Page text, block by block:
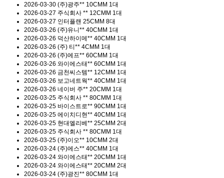
2026-03-30 (주)광주** 10CMM 1대
2026-03-27 주식회사 ** 12CMM 1대
2026-03-27 인터플랜 25CMM 8대
2026-03-26 (주)유니** 40CMM 1대
2026-03-26 덕산하이메** 40CMM 1대
2026-03-26 (주) 티** 4CMM 1대
2026-03-26 (주)에프** 60CMM 1대
2026-03-26 와이에스태** 60CMM 1대
2026-03-26 금천씨스템** 12CMM 1대
2026-03-26 보고네트웍** 40CMM 1대
2026-03-26 네이버 주** 20CMM 1대
2026-03-25 주식회사 ** 80CMM 1대
2026-03-25 바이스트로** 90CMM 1대
2026-03-25 에이치디현** 40CMM 1대
2026-03-25 현대엘리베** 25CMM 2대
2026-03-25 주식회사 ** 80CMM 1대
2026-03-25 (주)이오** 10CMM 2대
2026-03-24 (주)에스** 40CMM 1대
2026-03-24 와이에스태** 20CMM 1대
2026-03-24 와이에스태** 20CMM 2대
2026-03-24 (주)광진** 80CMM 1대